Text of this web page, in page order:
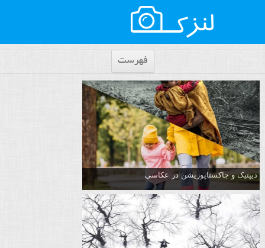
فهرست
دیپتیک و جاکستا‌پوزیشن در عکاسی